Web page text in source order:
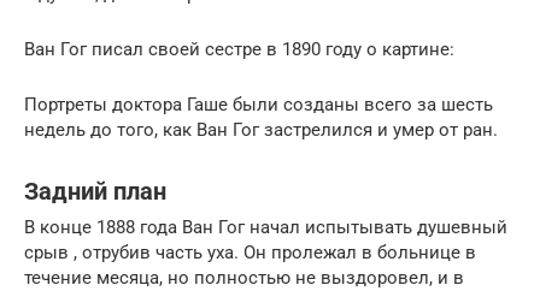
Ван Гог писал своей сестре в 1890 году о картине:
Портреты доктора Гаше были созданы всего за шесть
недель до того, как Ван Гог застрелился и умер от ран.
Задний план
В конце 1888 года Ван Гог начал испытывать душевный
срыв , отрубив часть уха. Он пролежал в больнице в
течение месяца, но полностью не выздоровел, и в